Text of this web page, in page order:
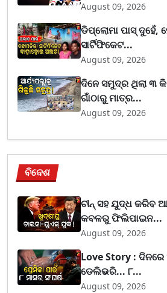
August 09, 2026
ଡିପ୍ଲୋମା ପାସ୍ ଦୁହେଁ,
ସାର୍ଟିଫିକେଟ...
August 09, 2026
ଦିନେ ସମୁଦ୍ର ଥିଲା ୩
ଗାଁଠାରୁ ମାତ୍ର...
August 09, 2026
ବିଦେଶ
ଚୀନ୍ ସହ ଯୁଦ୍ଧ କରିବ
କବଳରୁ ଫିଲିପାଇନ...
August 09, 2026
Love Story :
ଡେଲିଭରି... ୮...
August 09, 2026